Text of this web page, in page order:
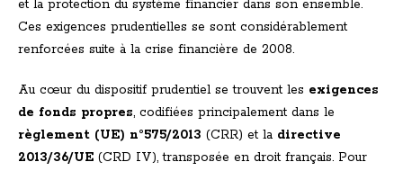
et la protection du système financier dans son ensemble.
Ces exigences prudentielles se sont considérablement
renforcées suite à la crise financière de 2008.
Au cœur du dispositif prudentiel se trouvent les exigences
de fonds propres, codifiées principalement dans le
règlement (UE) n°575/2013 (CRR) et la directive
2013/36/UE (CRD IV), transposée en droit français. Pour